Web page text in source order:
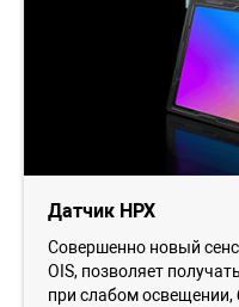
Датчик HPX
Совершенно новый
OIS, позволяет
при слабом освещении,